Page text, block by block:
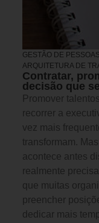
GESTÃO DE
ARQUITETURA DE
Contratar,
decisão que
Promover
recorrer a
vez mais
transformam.
acontece antes
realmente
que muitas
preencher
dedicar mais